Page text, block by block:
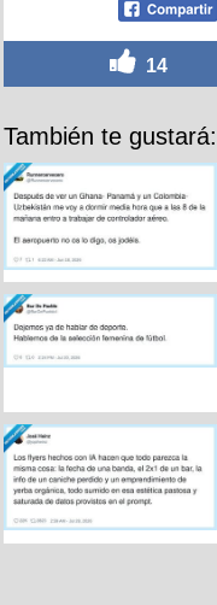
14
También te gustará: